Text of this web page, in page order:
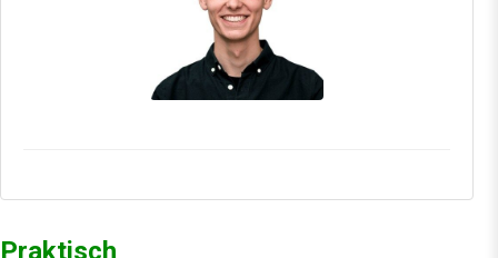
Praktisch